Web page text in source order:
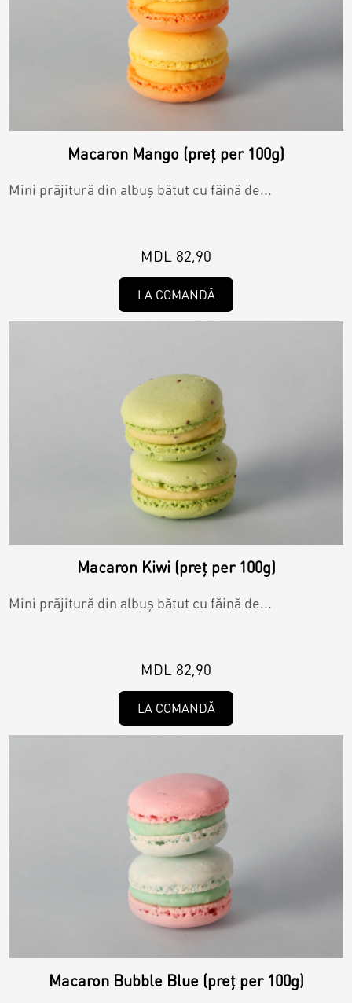
Macaron Mango (preț per 100g)
Mini prăjitură din albuș bătut cu făină de...
MDL 82,90
LA COMANDĂ
Macaron Kiwi (preț per 100g)
Mini prăjitură din albuș bătut cu făină de...
MDL 82,90
LA COMANDĂ
Macaron Bubble Blue (preț per 100g)